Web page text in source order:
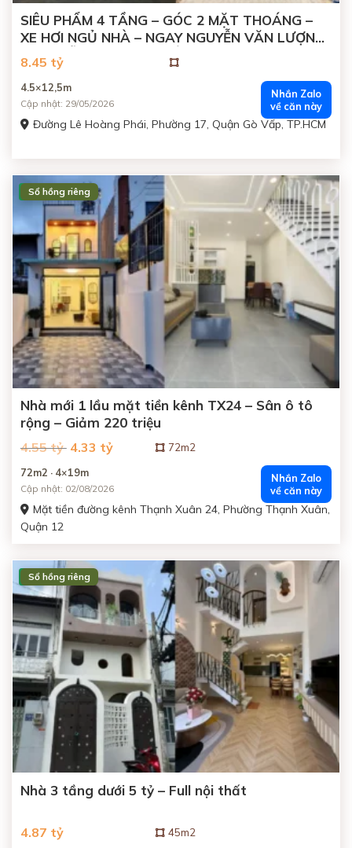
SIÊU PHẨM 4 TẦNG – GÓC 2 MẶT THOÁNG –
XE HƠI NGỦ NHÀ – NGAY NGUYỄN VĂN LƯỢNG
x NGUYỄN OANH, GÒ VẤP
8.45 tỷ
4.5×12,5m
Cập nhật: 29/05/2026
Nhắn Zalo
về căn này
Đường Lê Hoàng Phái, Phường 17, Quận Gò Vấp, TP.HCM
ĐANG BÁN
Sổ hồng riêng
Nhà mới 1 lầu mặt tiền kênh TX24 – Sân ô tô
rộng – Giảm 220 triệu
4.55 tỷ Giá
gốc
4.55
tỷ
đồng.
4.33 tỷGiá
4.33
tỷ
đồng.
72m2
72m2 · 4×19m
Cập nhật: 02/08/2026
Nhắn Zalo
về căn này
Mặt tiền đường kênh Thạnh Xuân 24, Phường Thạnh Xuân,
Quận 12
ĐANG BÁN
Sổ hồng riêng
Nhà 3 tầng dưới 5 tỷ – Full nội thất
4.87 tỷ 45m2